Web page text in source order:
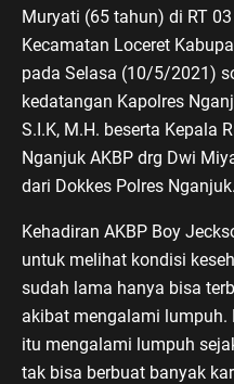
Muryati (65 tahun) di RT
Kecamatan Loceret
pada Selasa (10/5/2021)
kedatangan Kapolres
S.I.K, M.H. beserta Kepala
Nganjuk AKBP drg Dwi
dari Dokkes Polres Nganjuk.
Kehadiran AKBP Boy
untuk melihat kondisi
sudah lama hanya bisa
akibat mengalami
itu mengalami lumpuh
tak bisa berbuat banyak